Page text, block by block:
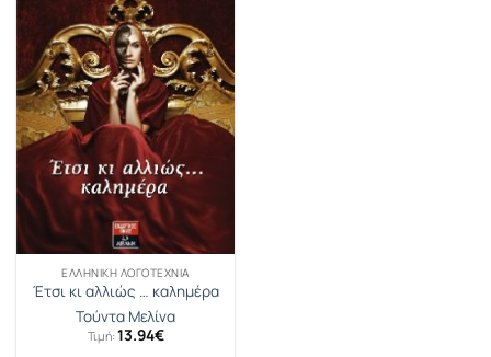
ΕΛΛΗΝΙΚΉ ΛΟΓΟΤΕΧΝΊΑ
Έτσι κι αλλιώς … καλημέρα
Τούντα Μελίνα
Τιμή: 13.94€